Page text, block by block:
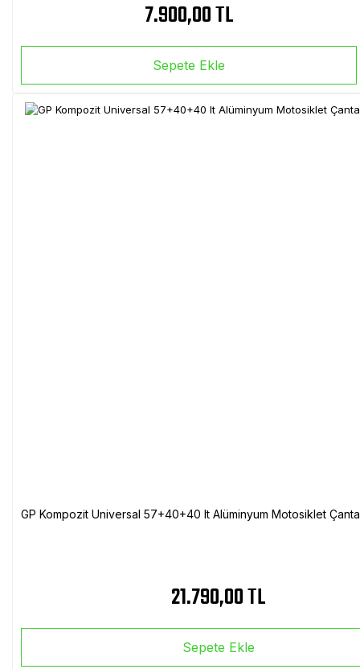
7.900,00 TL
Sepete Ekle
GP Kompozit Universal 57+40+40 lt Alüminyum Motosiklet
21.790,00 TL
Sepete Ekle